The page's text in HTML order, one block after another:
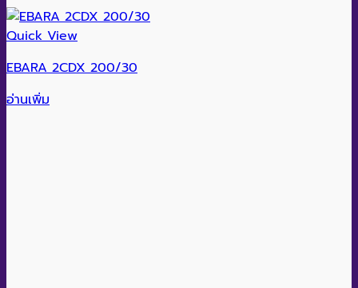
Quick View
EBARA 2CDX 200/30
อ่านเพิ่ม